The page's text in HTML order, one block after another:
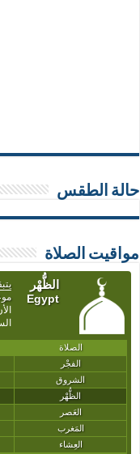
حالة الطقس
مواقيت الصلاة